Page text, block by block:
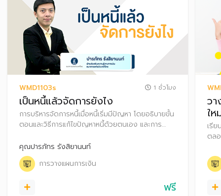
WMD1103s 1 ชั่วโมง
เป็นหนี้แล้วจัดการยังไง
การบริหารจัดการหนี้เมื่อหนี้เริ่มมีปัญหา โดยอธิบายขั้น
ตอนและวิธีการแก้ไขปัญหาหนี้ด้วยตนเอง และการ
หนี้แล้ว หรือผู้ที่ภาระหนี้เริ่มพอกพูนกังวลว่าจะมีปัญหา
ในอนาคต
คุณปารภัทร รังสิยานนท์
การวางแผนการเงิน
ฟรี
ว
ให
เรี
ตล
มั่น